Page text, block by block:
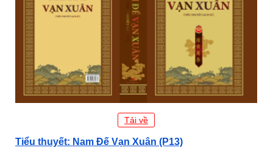
Tải về
Tiểu thuyết: Nam Đế Vạn Xuân (P13)